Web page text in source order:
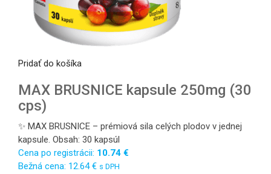
Pridať do košíka
MAX BRUSNICE kapsule 250mg (30
cps)
✨ MAX BRUSNICE – prémiová sila celých plodov v jednej
kapsule. Obsah: 30 kapsúl
Cena po registrácii: 10.74 €
Bežná cena: 12.64€ s DPH